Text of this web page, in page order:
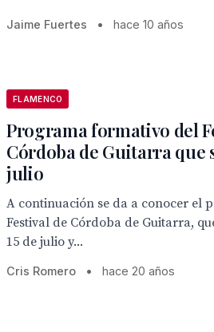
Jaime Fuertes • hace 10 años
FLAMENCO
Programa formativo del
Córdoba de Guitarra que
julio
A continuación se da a conocer el
Festival de Córdoba de Guitarra,
15 de julio y...
Cris Romero • hace 20 años